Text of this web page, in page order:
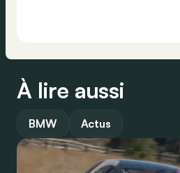
À lire aussi
BMW Actus